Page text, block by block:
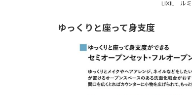
LIXIL ルミ
ゆっくりと座って身支度